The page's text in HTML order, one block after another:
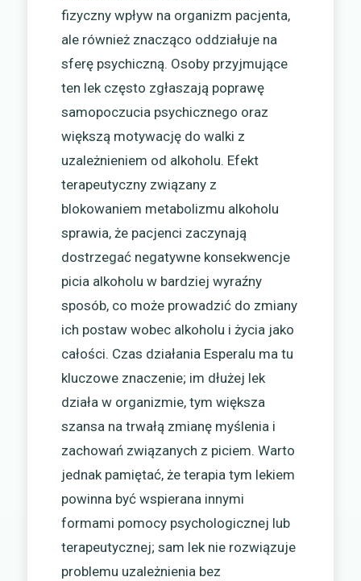
fizyczny wpływ na organizm pacjenta,
ale również znacząco oddziałuje na
sferę psychiczną. Osoby przyjmujące
ten lek często zgłaszają poprawę
samopoczucia psychicznego oraz
większą motywację do walki z
uzależnieniem od alkoholu. Efekt
terapeutyczny związany z
blokowaniem metabolizmu alkoholu
sprawia, że pacjenci zaczynają
dostrzegać negatywne konsekwencje
picia alkoholu w bardziej wyraźny
sposób, co może prowadzić do zmiany
ich postaw wobec alkoholu i życia jako
całości. Czas działania Esperalu ma tu
kluczowe znaczenie; im dłużej lek
działa w organizmie, tym większa
szansa na trwałą zmianę myślenia i
zachowań związanych z piciem. Warto
jednak pamiętać, że terapia tym lekiem
powinna być wspierana innymi
formami pomocy psychologicznej lub
terapeutycznej; sam lek nie rozwiązuje
problemu uzależnienia bez